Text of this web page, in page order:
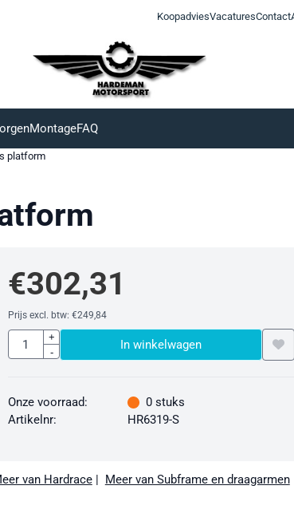
KoopadviesVacaturesContact
MontageFAQ
platform
€302,31
Prijs excl. btw: €249,84
Aantal
+
-
In winkelwagen
Onze voorraad: 0 stuks
Artikelnr:
HR6319-S
van Hardrace| Meer van Subframe en draagarmen